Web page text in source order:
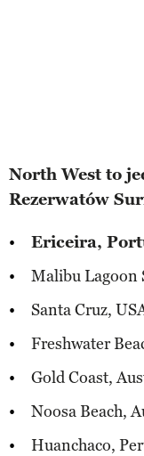
North West to
Rezerwatów
Ericeira,
Malibu Lagoon
Santa Cruz,
Freshwater
Gold Coast,
Noosa Beach,
Huanchaco,